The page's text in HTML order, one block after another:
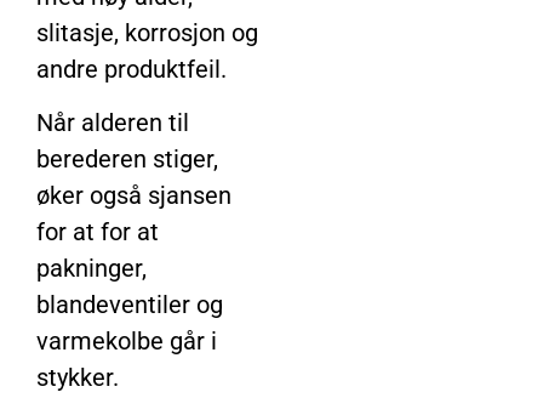
slitasje, korrosjon og
andre produktfeil.
Når alderen til
berederen stiger,
øker også sjansen
for at for at
pakninger,
blandeventiler og
varmekolbe går i
stykker.